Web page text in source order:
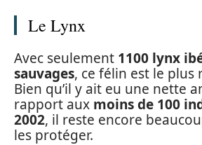
Le Lynx
Avec seulement 1100 lynx
sauvages, ce félin est le plus
Bien qu’il y ait eu une nette
rapport aux moins de 100
2002, il reste encore
les protéger.